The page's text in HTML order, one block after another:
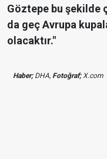
Göztepe bu şekilde
da geç Avrupa
olacaktır."
Haber;DHA, Fotoğraf;X.com